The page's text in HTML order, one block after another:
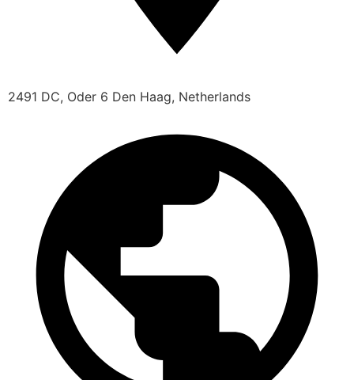
2491 DC, Oder 6 Den Haag, Netherlands